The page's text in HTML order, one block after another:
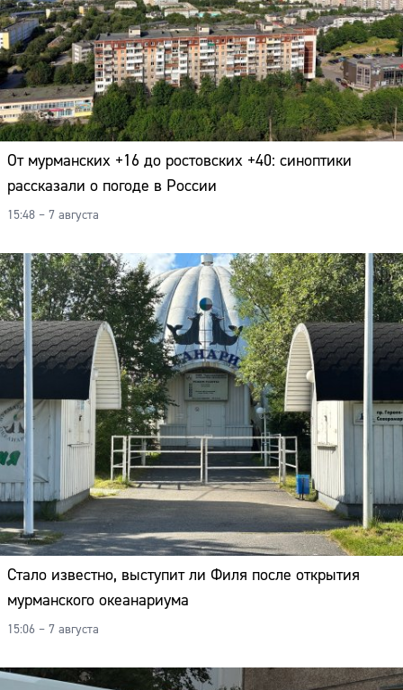
От мурманских +16 до ростовских +40: синоптики
рассказали о погоде в России
15:48 – 7 августа
Стало известно, выступит ли Филя после открытия
мурманского океанариума
15:06 – 7 августа